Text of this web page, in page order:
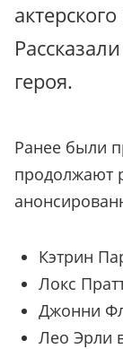
героя.
Ранее были
продолжают
Кэтрин
Локс
Джонни
Лео Эрли